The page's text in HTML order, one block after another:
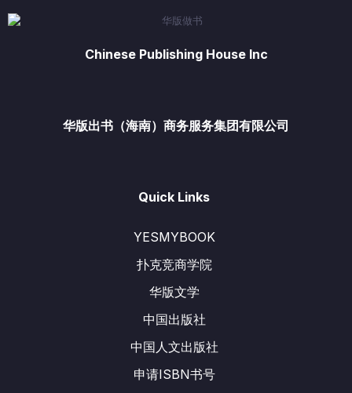
Chinese Publishing House Inc
华版出书（海南）商务服务集团有限公司
Quick Links
YESMYBOOK
扑克竞商学院
华版文学
中国出版社
中国人文出版社
申请ISBN书号